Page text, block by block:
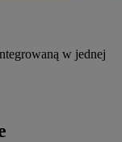
w jednej